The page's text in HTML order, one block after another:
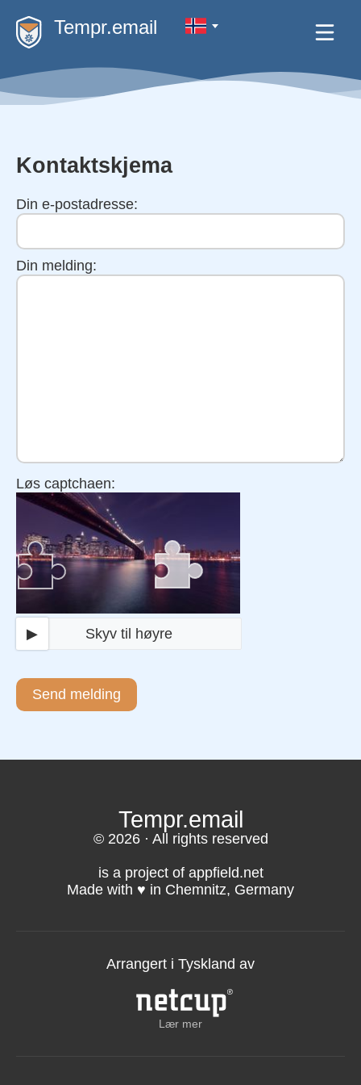
Tempr.email
Kontaktskjema
Din e-postadresse:
Din melding:
Løs captchaen:
▶ Skyv til høyre
Send melding
Tempr.email
© 2026 · All rights reserved
is a project of appfield.net
Made with ♥️ in Chemnitz, Germany
Arrangert i Tyskland av
Lær mer